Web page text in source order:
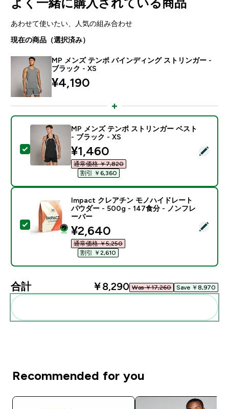
あわせて使いたい、人気の組み合わせ
現在の商品（選択済み）
MP メンズ テンポ バインディング ストリンガー -
ブラック - XS
¥4,190‎
この商品を選択 - MP メンズ テンポ ストリンガー ベ
MP メンズ テンポ ストリンガー ベスト
- ブラック - XS
discounted price
¥1,460‎
通常価格 ￥7,820‎
割引 ￥6,360‎
この商品を選択 - Impact クレアチン モノハイドレ
Impact クレアチン モノハイドレート
パウダー - 500g - 147食分 - ノンフレ
ーバー
discounted price
¥2,640‎
通常価格 ￥5,250‎
割引 ￥2,610‎
合計 ￥8,290‎ Was ￥17,260‎ Save ￥8,970‎
Recommended for you